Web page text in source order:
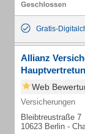
Gratis-
Allianz
Web
Versicherungen
Bleibtreustraße 7
10623 Berlin -